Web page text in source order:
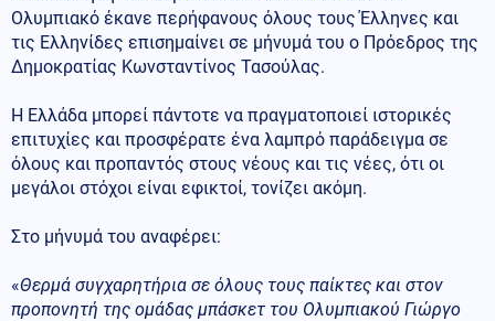
Ολυμπιακό έκανε περήφανους όλους τους Έλληνες και
τις Ελληνίδες επισημαίνει σε μήνυμά του ο Πρόεδρος της
Δημοκρατίας Κωνσταντίνος Τασούλας.
Η Ελλάδα μπορεί πάντοτε να πραγματοποιεί ιστορικές
επιτυχίες και προσφέρατε ένα λαμπρό παράδειγμα σε
όλους και προπαντός στους νέους και τις νέες, ότι οι
μεγάλοι στόχοι είναι εφικτοί, τονίζει ακόμη.
Στο μήνυμά του αναφέρει:
«Θερμά συγχαρητήρια σε όλους τους παίκτες και στον
προπονητή της ομάδας μπάσκετ του Ολυμπιακού Γιώργο